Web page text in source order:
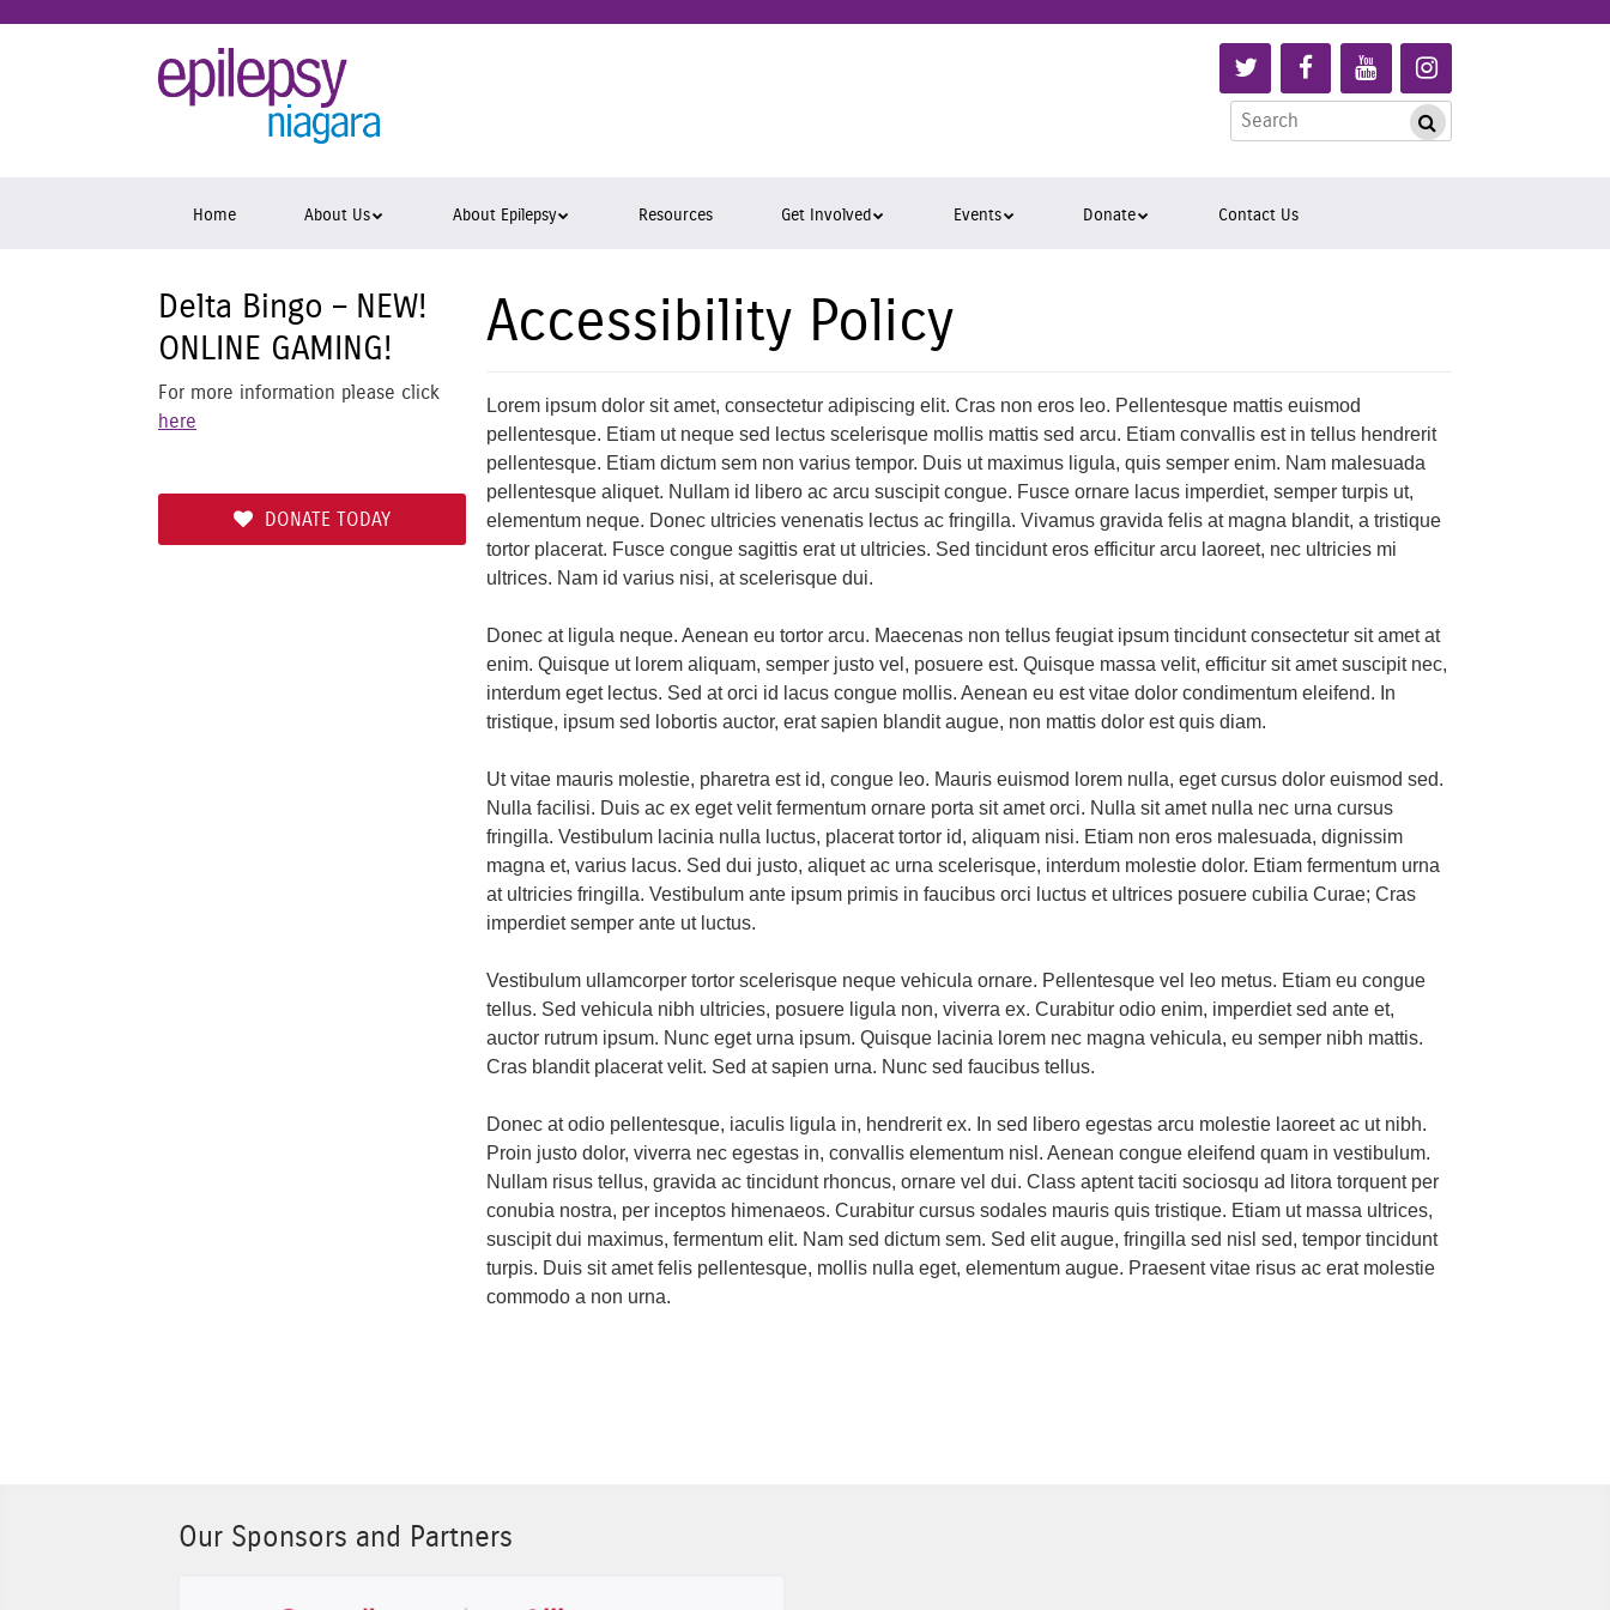
Epilepsy
Niagara
Link
to
Follow
us
Link
to
us
Link
to
Subscribe
to
to
us
for:
Submit
Home About Us About Epilepsy Resources Get Involved Events Donate Contact Us
Delta Bingo – NEW!
ONLINE GAMING!
For more information please click
here
DONATE TODAY
Accessibility Policy
Lorem ipsum dolor sit amet, consectetur adipiscing elit. Cras non eros leo. Pellentesque mattis euismod
pellentesque. Etiam ut neque sed lectus scelerisque mollis mattis sed arcu. Etiam convallis est in tellus hendrerit
pellentesque. Etiam dictum sem non varius tempor. Duis ut maximus ligula, quis semper enim. Nam malesuada
pellentesque aliquet. Nullam id libero ac arcu suscipit congue. Fusce ornare lacus imperdiet, semper turpis ut,
elementum neque. Donec ultricies venenatis lectus ac fringilla. Vivamus gravida felis at magna blandit, a tristique
tortor placerat. Fusce congue sagittis erat ut ultricies. Sed tincidunt eros efficitur arcu laoreet, nec ultricies mi
ultrices. Nam id varius nisi, at scelerisque dui.
Donec at ligula neque. Aenean eu tortor arcu. Maecenas non tellus feugiat ipsum tincidunt consectetur sit amet at
enim. Quisque ut lorem aliquam, semper justo vel, posuere est. Quisque massa velit, efficitur sit amet suscipit nec,
interdum eget lectus. Sed at orci id lacus congue mollis. Aenean eu est vitae dolor condimentum eleifend. In
tristique, ipsum sed lobortis auctor, erat sapien blandit augue, non mattis dolor est quis diam.
Ut vitae mauris molestie, pharetra est id, congue leo. Mauris euismod lorem nulla, eget cursus dolor euismod sed.
Nulla facilisi. Duis ac ex eget velit fermentum ornare porta sit amet orci. Nulla sit amet nulla nec urna cursus
fringilla. Vestibulum lacinia nulla luctus, placerat tortor id, aliquam nisi. Etiam non eros malesuada, dignissim
magna et, varius lacus. Sed dui justo, aliquet ac urna scelerisque, interdum molestie dolor. Etiam fermentum urna
at ultricies fringilla. Vestibulum ante ipsum primis in faucibus orci luctus et ultrices posuere cubilia Curae; Cras
imperdiet semper ante ut luctus.
Vestibulum ullamcorper tortor scelerisque neque vehicula ornare. Pellentesque vel leo metus. Etiam eu congue
tellus. Sed vehicula nibh ultricies, posuere ligula non, viverra ex. Curabitur odio enim, imperdiet sed ante et,
auctor rutrum ipsum. Nunc eget urna ipsum. Quisque lacinia lorem nec magna vehicula, eu semper nibh mattis.
Cras blandit placerat velit. Sed at sapien urna. Nunc sed faucibus tellus.
Donec at odio pellentesque, iaculis ligula in, hendrerit ex. In sed libero egestas arcu molestie laoreet ac ut nibh.
Proin justo dolor, viverra nec egestas in, convallis elementum nisl. Aenean congue eleifend quam in vestibulum.
Nullam risus tellus, gravida ac tincidunt rhoncus, ornare vel dui. Class aptent taciti sociosqu ad litora torquent per
conubia nostra, per inceptos himenaeos. Curabitur cursus sodales mauris quis tristique. Etiam ut massa ultrices,
suscipit dui maximus, fermentum elit. Nam sed dictum sem. Sed elit augue, fringilla sed nisl sed, tempor tincidunt
turpis. Duis sit amet felis pellentesque, mollis nulla eget, elementum augue. Praesent vitae risus ac erat molestie
commodo a non urna.
Our Sponsors and Partners